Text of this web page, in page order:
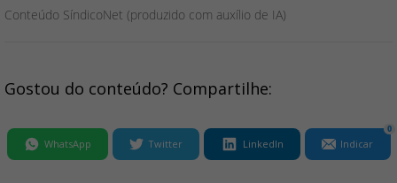
Conteúdo SíndicoNet (produzido com auxílio de IA)
Gostou do conteúdo? Compartilhe:
WhatsApp Twitter LinkedIn Indicar
0